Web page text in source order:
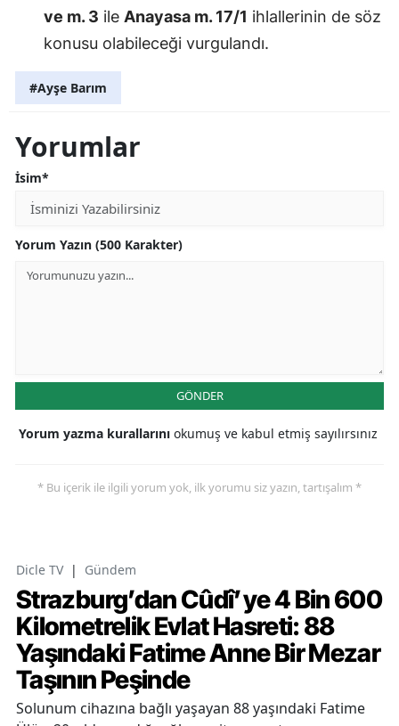
ve m. 3 ile Anayasa m. 17/1 ihlallerinin de söz
konusu olabileceği vurgulandı.
#Ayşe Barım
Yorumlar
İsim*
Yorum Yazın (500 Karakter)
GÖNDER
Yorum yazma kurallarını okumuş ve kabul etmiş sayılırsınız
* Bu içerik ile ilgili yorum yok, ilk yorumu siz yazın, tartışalım *
Dicle TV | Gündem
Strazburg’dan Cûdî’ye 4 Bin 600
Kilometrelik Evlat Hasreti: 88
Yaşındaki Fatime Anne Bir Mezar
Taşının Peşinde
Solunum cihazına bağlı yaşayan 88 yaşındaki Fatime